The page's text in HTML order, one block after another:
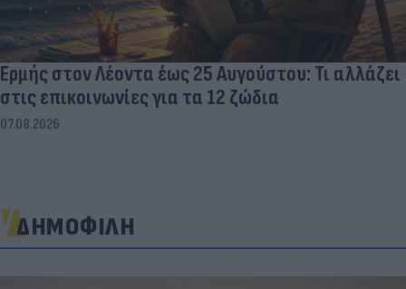
Ερμής στον Λέοντα έως 25 Αυγούστου: Τι αλλάζει
στις επικοινωνίες για τα 12 ζώδια
07.08.2026
ΔΗΜΟΦΙΛΗ